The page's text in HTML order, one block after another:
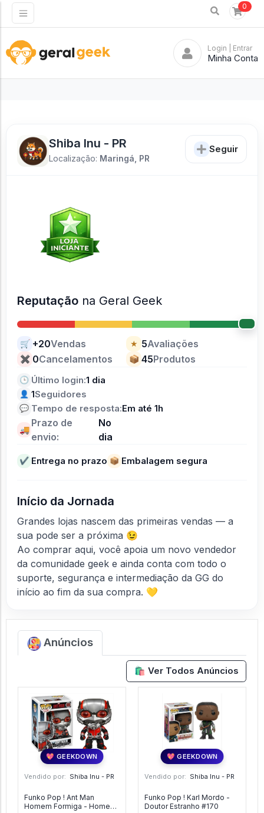
0
Login | Entrar
Minha Conta
Shiba Inu - PR
Localização: Maringá, PR
Seguir
Reputação na Geral Geek
🛒 +20Vendas ★ 5Avaliações
✖ 0Cancelamentos 📦 45Produtos
🕒 Último login:1 dia
👤 1Seguidores
💬 Tempo de resposta:Em até 1h
🚚
Prazo de
envio:
No
dia
✔ Entrega no prazo 📦 Embalagem segura
Início da Jornada
Grandes lojas nascem das primeiras vendas — a
sua pode ser a próxima 😉
Ao comprar aqui, você apoia um novo vendedor
da comunidade geek e ainda conta com todo o
suporte, segurança e intermediação da GG do
início ao fim da sua compra. 💛
Anúncios
🛍️ Ver Todos Anúncios
💖 GEEKDOWN
Vendido por: Shiba Inu - PR
Funko Pop ! Ant Man
Homem Formiga - Homem
💖 GEEKDOWN
Vendido por: Shiba Inu - PR
Funko Pop ! Karl Mordo -
Doutor Estranho #170